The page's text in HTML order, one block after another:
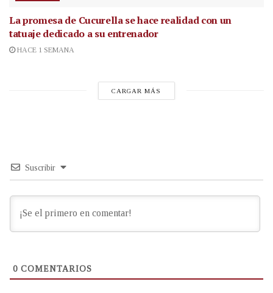
La promesa de Cucurella se hace realidad con un
tatuaje dedicado a su entrenador
HACE 1 SEMANA
CARGAR MÁS
Suscribir
0 COMENTARIOS